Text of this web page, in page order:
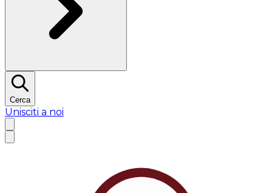
Cerca
Unisciti a noi